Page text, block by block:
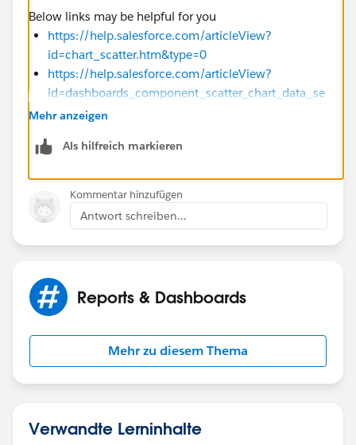
Below links may be helpful for you
https://help.salesforce.com/articleView?
id=chart_scatter.htm&type=0
https://help.salesforce.com/articleView?
id=dashboards_component_scatter_chart_data_se
ttings.htm&type=0
Thanks,
Nirdesh.
Mehr anzeigen
Als hilfreich markieren
Kommentar hinzufügen
Antwort schreiben...
Reports & Dashboards
Mehr zu diesem Thema
Verwandte Lerninhalte